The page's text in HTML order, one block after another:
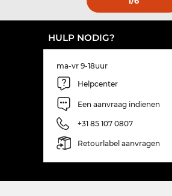
HULP NODIG?
ma-vr 9-18uur
Helpcenter
Een aanvraag indienen
+31 85 107 0807
Retourlabel aanvragen